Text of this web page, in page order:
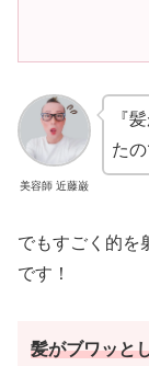
美容師 近藤巌
『
た
でもすごく的を
です！
髪がブワッと